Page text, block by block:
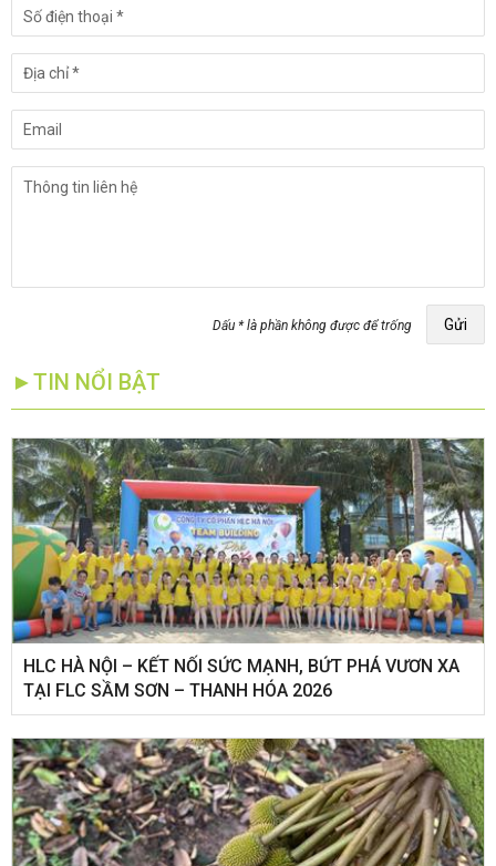
Dấu * là phần không được để trống Gửi
►TIN NỔI BẬT
HLC HÀ NỘI – KẾT NỐI SỨC MẠNH, BỨT PHÁ VƯƠN XA
TẠI FLC SẦM SƠN – THANH HÓA 2026